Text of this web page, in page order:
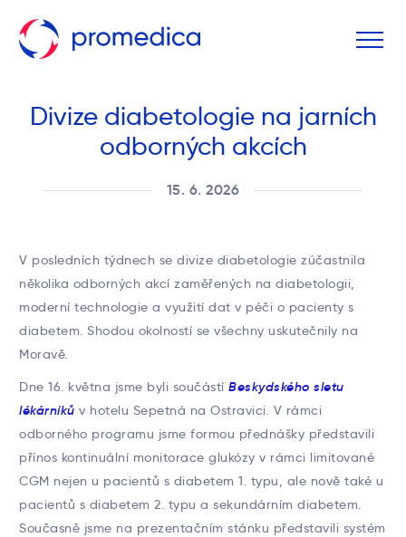
Divize diabetologie na jarních
odborných akcích
15. 6. 2026
V posledních týdnech se divize diabetologie zúčastnila
několika odborných akcí zaměřených na diabetologii,
moderní technologie a využití dat v péči o pacienty s
diabetem. Shodou okolností se všechny uskutečnily na
Moravě.
Dne 16. května jsme byli součástí Beskydského sletu
lékárníků v hotelu Sepetná na Ostravici. V rámci
odborného programu jsme formou přednášky představili
přínos kontinuální monitorace glukózy v rámci limitované
CGM nejen u pacientů s diabetem 1. typu, ale nově také u
pacientů s diabetem 2. typu a sekundárním diabetem.
Současně jsme na prezentačním stánku představili systém